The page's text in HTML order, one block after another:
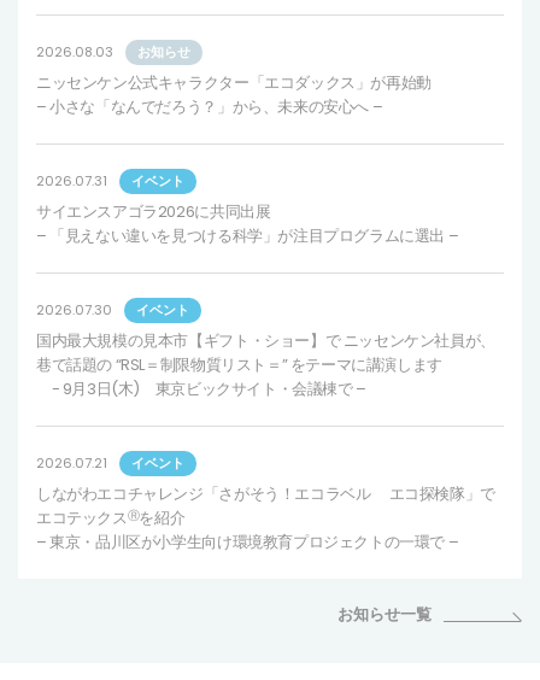
2026.08.03 お知らせ
ニッセンケン公式キャラクター「エコダックス」が再始動
– 小さな「なんでだろう？」から、未来の安心へ –
2026.07.31 イベント
サイエンスアゴラ2026に共同出展
– 「見えない違いを見つける科学」が注目プログラムに選出 –
2026.07.30 イベント
国内最大規模の見本市【ギフト・ショー】で ニッセンケン社員が、
巷で話題の “RSL＝制限物質リスト＝” をテーマに講演します
- 9月3日(木) 東京ビックサイト・会議棟で –
2026.07.21 イベント
しながわエコチャレンジ「さがそう！エコラベル エコ探検隊」で
エコテックスⓇを紹介
– 東京・品川区が小学生向け環境教育プロジェクトの一環で –
お知らせ一覧